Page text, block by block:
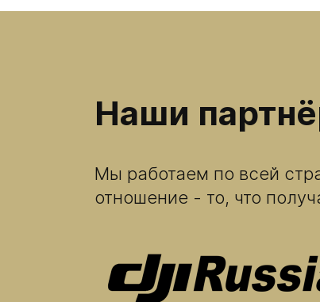
Наши
Мы работаем по всей
отношение - то, что